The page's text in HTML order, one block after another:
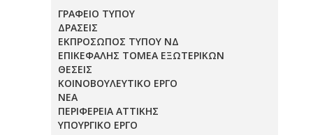
ΓΡΑΦΕΙΟ ΤΥΠΟΥ
ΔΡΑΣΕΙΣ
ΕΚΠΡΟΣΩΠΟΣ ΤΥΠΟΥ ΝΔ
ΕΠΙΚΕΦΑΛΗΣ ΤΟΜΕΑ ΕΞΩΤΕΡΙΚΩΝ
ΘΕΣΕΙΣ
ΚΟΙΝΟΒΟΥΛΕΥΤΙΚΟ ΕΡΓΟ
ΝΕΑ
ΠΕΡΙΦΕΡΕΙΑ ΑΤΤΙΚΗΣ
ΥΠΟΥΡΓΙΚΟ ΕΡΓΟ